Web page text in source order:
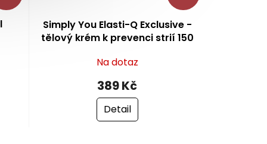
Simply You Elasti-Q Exclusive -
tělový krém k prevenci strií 150
Na dotaz
389 Kč
Detail